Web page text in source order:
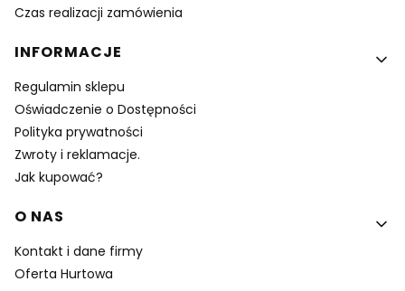
Czas realizacji zamówienia
INFORMACJE
Regulamin sklepu
Oświadczenie o Dostępności
Polityka prywatności
Zwroty i reklamacje.
Jak kupować?
O NAS
Kontakt i dane firmy
Oferta Hurtowa